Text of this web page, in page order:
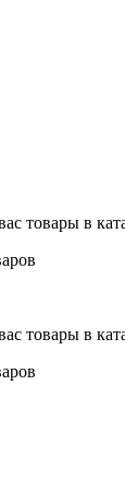
товары в
товары в